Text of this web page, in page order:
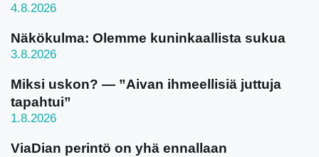
4.8.2026
Näkökulma: Olemme kuninkaallista sukua
3.8.2026
Miksi uskon? — ”Aivan ihmeellisiä juttuja
tapahtui”
1.8.2026
ViaDian perintö on yhä ennallaan